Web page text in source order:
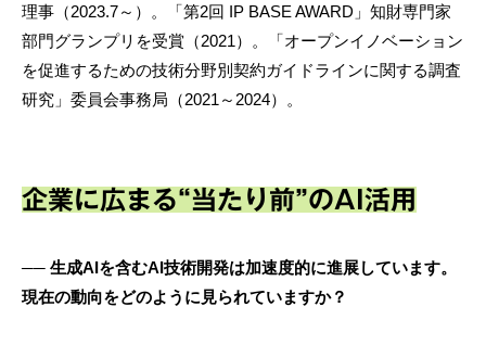
理事（2023.7～）。「第2回 IP BASE AWARD」知財専門家
部門グランプリを受賞（2021）。「オープンイノベーション
を促進するための技術分野別契約ガイドラインに関する調査
研究」委員会事務局（2021～2024）。
企業に広まる“当たり前”のAI活用
── 生成AIを含むAI技術開発は加速度的に進展しています。
現在の動向をどのように見られていますか？